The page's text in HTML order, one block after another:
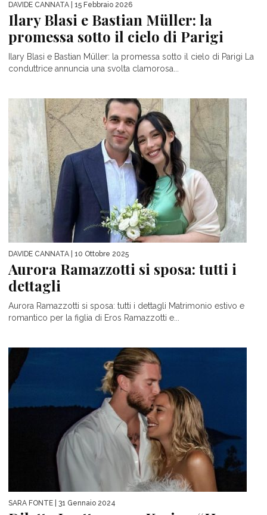
DAVIDE CANNATA | 15 Febbraio 2026
Ilary Blasi e Bastian Müller: la
promessa sotto il cielo di Parigi
Ilary Blasi e Bastian Müller: la promessa sotto il cielo di Parigi La
conduttrice annuncia una svolta clamorosa...
DAVIDE CANNATA | 10 Ottobre 2025
Aurora Ramazzotti si sposa: tutti i
dettagli
Aurora Ramazzotti si sposa: tutti i dettagli Matrimonio estivo e
romantico per la figlia di Eros Ramazzotti e...
SARA FONTE | 31 Gennaio 2024